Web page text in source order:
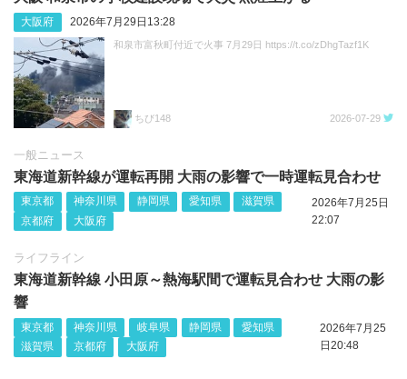
大阪府 2026年7月29日13:28
和泉市富秋町付近で火事 7月29日 https://t.co/zDhgTazf1K
ちび148 2026-07-29
一般ニュース
東海道新幹線が運転再開 大雨の影響で一時運転見合わせ
東京都 神奈川県 静岡県 愛知県
滋賀県
京都府
大阪府
2026年7月25日
22:07
ライフライン
東海道新幹線 小田原～熱海駅間で運転見合わせ 大雨の影
響
東京都 神奈川県 岐阜県 静岡県
愛知県
滋賀県
京都府 大阪府
2026年7月25
日20:48